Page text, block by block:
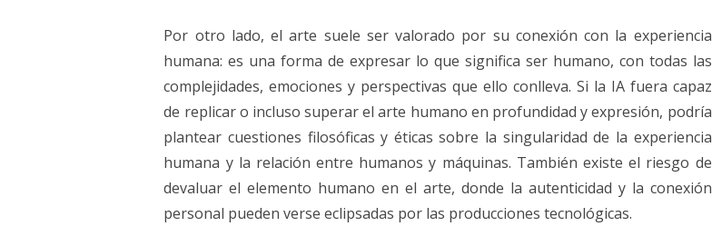
Por otro lado, el arte suele ser valorado por su conexión con la experiencia
humana: es una forma de expresar lo que significa ser humano, con todas las
complejidades, emociones y perspectivas que ello conlleva. Si la IA fuera capaz
de replicar o incluso superar el arte humano en profundidad y expresión, podría
plantear cuestiones filosóficas y éticas sobre la singularidad de la experiencia
humana y la relación entre humanos y máquinas. También existe el riesgo de
devaluar el elemento humano en el arte, donde la autenticidad y la conexión
personal pueden verse eclipsadas por las producciones tecnológicas.